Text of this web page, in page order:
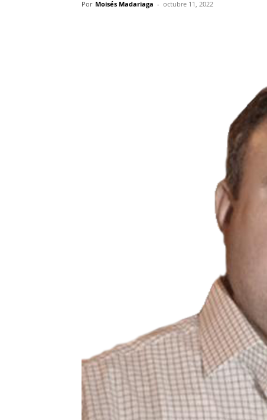
Por Moisés Madariaga - octubre 11, 2022